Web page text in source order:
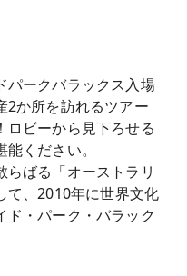
パークバラックス入場
2か所を訪れるツアー
ロビーから見下ろせる
ください。
ばる「オーストラリ
て、2010年に世界文化
・パーク・バラック